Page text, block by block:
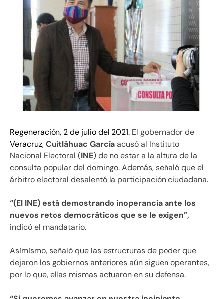
Regeneración, 2 de julio del 2021. El gobernador de
Veracruz,Cuitláhuac Garcíaacusó al Instituto
Nacional Electoral (INE) de no estar a la altura de la
consulta popular del domingo. Además, señaló que el
árbitro electoral desalentó la participación ciudadana.
“(El INE) está demostrando inoperancia ante los
nuevos retos democráticos que se le exigen”,
indicó el mandatario.
Asimismo, señaló que las estructuras de poder que
dejaron los gobiernos anteriores aún siguen operantes,
por lo que, ellas mismas actuaron en su defensa.